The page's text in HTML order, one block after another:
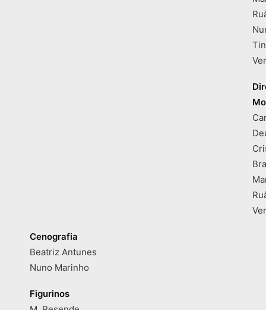
Cenografia
Beatriz Antunes
Nuno Marinho
Figurinos